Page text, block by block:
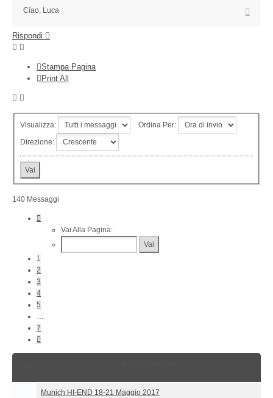
Ciao, Luca
Rispondi
Stampa Pagina
Print All
Visualizza:
Ordina Per:
Direzione:
140 Messaggi
Vai Alla Pagina:
1
2
3
4
5
7
Munich HI-END 18-21 Maggio 2017